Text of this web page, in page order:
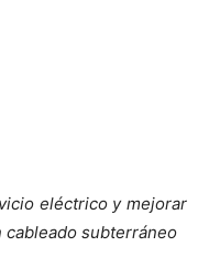
eléctrico y mejorar
cableado subterráneo